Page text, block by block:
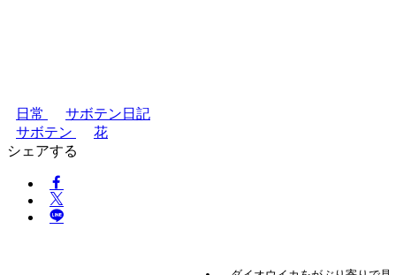
日常
サボテン日記
サボテン
花
シェアする